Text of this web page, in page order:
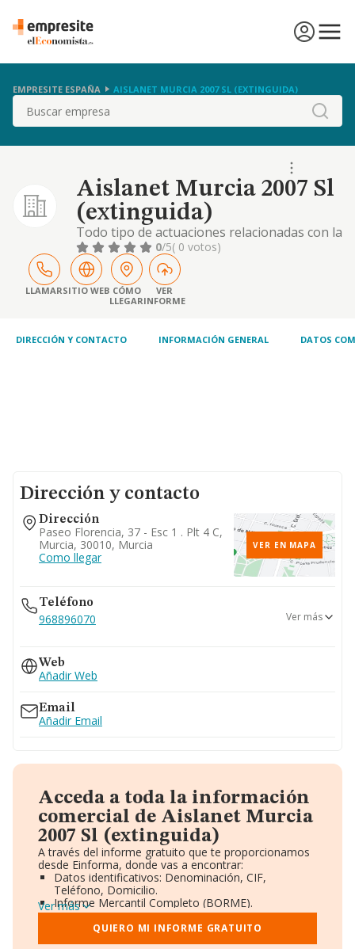
EMPRESITE ESPAÑA AISLANET MURCIA 2007 SL (EXTINGUIDA)
Buscar
Aislanet Murcia 2007 Sl
(extinguida)
Todo tipo de actuaciones relacionadas con la
intervencion y mediacion en la actividad de
comercio de aislamientos y proteccion
pasiva contra el fuego en general la
promocion y la intermediacion inmobiliaria.
la construcc
0/5( 0 votos)
LLAMARSITIO WEB CÓMO
LLEGAR
VER
INFORME
DIRECCIÓN Y CONTACTO INFORMACIÓN GENERAL DATOS
Dirección y contacto
Dirección
Paseo Florencia, 37 - Esc 1 . Plt 4 C,
Murcia, 30010, Murcia
Como llegar
VER EN MAPA
Teléfono
968896070
968891197
Ver más
Web
Añadir Web
Email
Añadir Email
Acceda a toda la información
comercial de Aislanet Murcia
2007 Sl (extinguida)
A través del informe gratuito que te proporcionamos
desde Einforma, donde vas a encontrar:
Datos identificativos: Denominación, CIF,
Teléfono, Domicilio.
Informe Mercantil Completo (BORME).
Gráficos de Evolución Ventas y Empleados.
Consejo de Administración y Administradores.
Directivos y Ejecutivos.
Ver más
QUIERO MI INFORME GRATUITO